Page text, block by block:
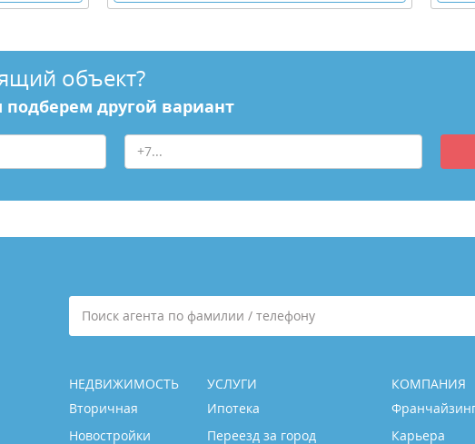
объект?
другой вариант
Поиск агента по фамилии / телефону
НЕДВИЖИМОСТЬ
Вторичная
Новостройки
УСЛУГИ
Ипотека
Переезд за город
КОМПАНИЯ
Карьера